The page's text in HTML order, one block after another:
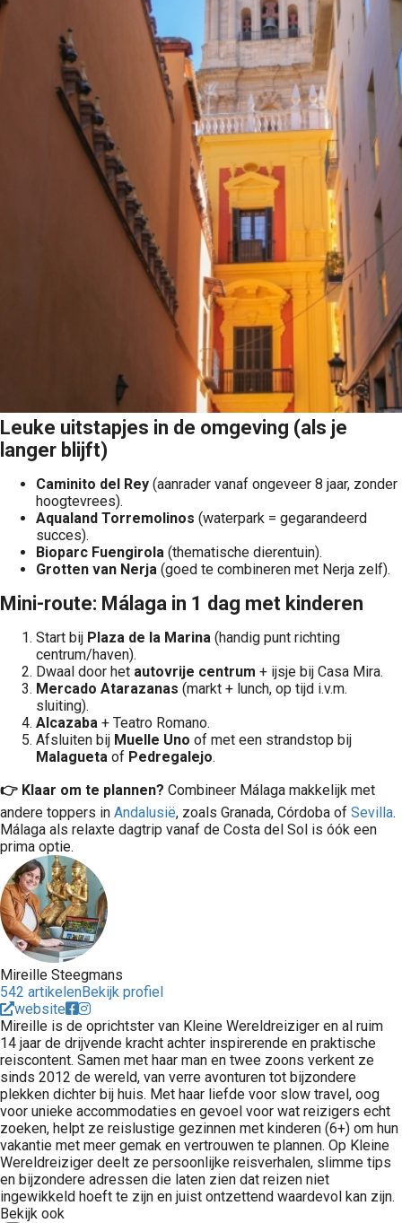
Leuke uitstapjes in de omgeving (als je
langer blijft)
Caminito del Rey (aanrader vanaf ongeveer 8 jaar, zonder
hoogtevrees).
Aqualand Torremolinos (waterpark = gegarandeerd
succes).
Bioparc Fuengirola (thematische dierentuin).
Grotten van Nerja (goed te combineren met Nerja zelf).
Mini-route: Málaga in 1 dag met kinderen
Start bij Plaza de la Marina (handig punt richting
centrum/haven).
Dwaal door het autovrije centrum + ijsje bij Casa Mira.
Mercado Atarazanas (markt + lunch, op tijd i.v.m.
sluiting).
Alcazaba + Teatro Romano.
Afsluiten bij Muelle Uno of met een strandstop bij
Malagueta of Pedregalejo.
👉 Klaar om te plannen? Combineer Málaga makkelijk met
andere toppers in Andalusië, zoals Granada, Córdoba of Sevilla.
Málaga als relaxte dagtrip vanaf de Costa del Sol is óók een
prima optie.
Mireille Steegmans
542 artikelenBekijk profiel
website
Mireille is de oprichtster van Kleine Wereldreiziger en al ruim
14 jaar de drijvende kracht achter inspirerende en praktische
reiscontent. Samen met haar man en twee zoons verkent ze
sinds 2012 de wereld, van verre avonturen tot bijzondere
plekken dichter bij huis. Met haar liefde voor slow travel, oog
voor unieke accommodaties en gevoel voor wat reizigers echt
zoeken, helpt ze reislustige gezinnen met kinderen (6+) om hun
vakantie met meer gemak en vertrouwen te plannen. Op Kleine
Wereldreiziger deelt ze persoonlijke reisverhalen, slimme tips
en bijzondere adressen die laten zien dat reizen niet
ingewikkeld hoeft te zijn en juist ontzettend waardevol kan zijn.
Bekijk ook